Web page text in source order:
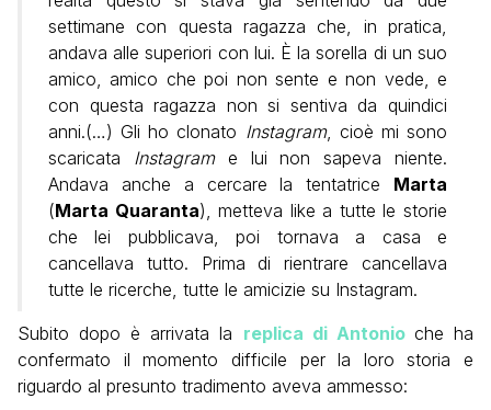
settimane con questa ragazza che, in pratica,
andava alle superiori con lui. È la sorella di un suo
amico, amico che poi non sente e non vede, e
con questa ragazza non si sentiva da quindici
anni.(…) Gli ho clonato Instagram, cioè mi sono
scaricata Instagrame lui non sapeva niente.
Andava anche a cercare la tentatrice Marta
(Marta Quaranta), metteva like a tutte le storie
che lei pubblicava, poi tornava a casa e
cancellava tutto. Prima di rientrare cancellava
tutte le ricerche, tutte le amicizie su Instagram.
Subito dopo è arrivata la replica di Antonio che ha
confermato il momento difficile per la loro storia e
riguardo al presunto tradimento aveva ammesso: